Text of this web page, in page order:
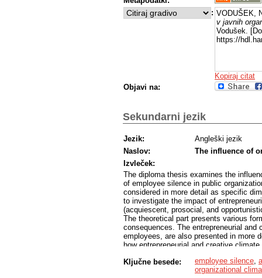
: VODUŠEK,
v javnih
Vodušek.
https://
Kopiraj citat
Objavi na:
Sekundarni jezik
Jezik:
Angleški jezik
Naslov:
The influence of
Izvleček:
The diploma thesis examines the
of employee silence in public
considered in more detail as specific
to investigate the impact of
(acquiescent, prosocial, and
The theoretical part presents various
consequences. The entrepreneurial
employees, are also presented in more
how entrepreneurial and creative
feedback from 156 respondents
Through the implementation of
Ključne besede: employee silence
organizational